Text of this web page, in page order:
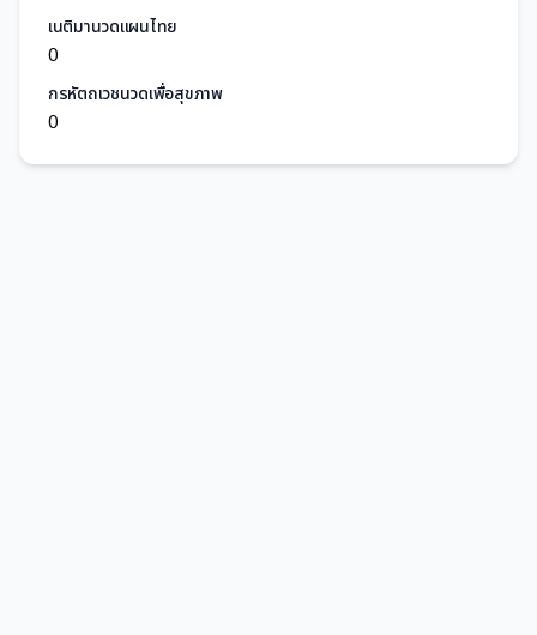
เนติมานวดแผนไทย
0
กรหัตถเวชนวดเพื่อสุขภาพ
0